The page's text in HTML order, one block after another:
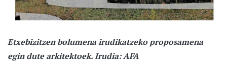
Etxebizitzen bolumena irudikatzeko proposamena
egin dute arkitektoek. Irudia: AFA